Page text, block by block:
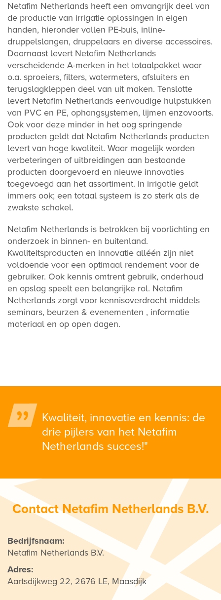
Netafim Netherlands heeft een omvangrijk deel van
de productie van irrigatie oplossingen in eigen
handen, hieronder vallen PE-buis, inline-
druppelslangen, druppelaars en diverse accessoires.
Daarnaast levert Netafim Netherlands
verscheidende A-merken in het totaalpakket waar
o.a. sproeiers, filters, watermeters, afsluiters en
terugslagkleppen deel van uit maken. Tenslotte
levert Netafim Netherlands eenvoudige hulpstukken
van PVC en PE, ophangsystemen, lijmen enzovoorts.
Ook voor deze minder in het oog springende
producten geldt dat Netafim Netherlands producten
levert van hoge kwaliteit. Waar mogelijk worden
verbeteringen of uitbreidingen aan bestaande
producten doorgevoerd en nieuwe innovaties
toegevoegd aan het assortiment. In irrigatie geldt
immers ook; een totaal systeem is zo sterk als de
zwakste schakel.
Netafim Netherlands is betrokken bij voorlichting en
onderzoek in binnen- en buitenland.
Kwaliteitsproducten en innovatie alléén zijn niet
voldoende voor een optimaal rendement voor de
gebruiker. Ook kennis omtrent gebruik, onderhoud
en opslag speelt een belangrijke rol. Netafim
Netherlands zorgt voor kennisoverdracht middels
seminars, beurzen & evenementen , informatie
materiaal en op open dagen.
Kwaliteit, innovatie en kennis: de
drie pijlers van het Netafim
Netherlands succes!"
Contact Netafim Netherlands B.V.
Bedrijfsnaam:
Netafim Netherlands B.V.
Adres:
Aartsdijkweg 22, 2676 LE, Maasdijk